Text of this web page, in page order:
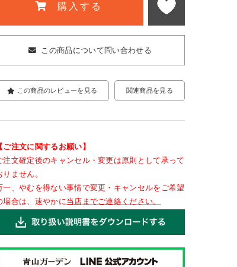
購入する
この商品について問い合わせる
この商品のレビューを見る 関連商品を見る
【ご注文に関するお願い】
注文確定後のキャンセル・変更は原則として承って
りません。
一、やむを得ない事情で変更・キャンセルをご希望
場合は、速やかに当店までご連絡ください。